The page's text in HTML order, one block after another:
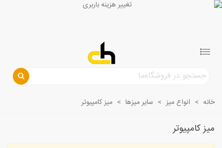
خانه > انواع میز > سایر میزها > میز کامپیوتر
میز کامپیوتر